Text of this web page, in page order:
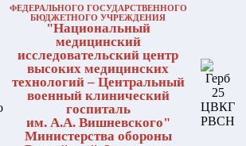
ФЕДЕРАЛЬНОГО ГОСУДАРСТВЕННОГО
БЮДЖЕТНОГО УЧРЕЖДЕНИЯ
"Национальный
медицинский
исследовательский центр
высоких медицинских
технологий – Центральный
военный клинический
госпиталь
им. А.А. Вишневского"
Министерства обороны